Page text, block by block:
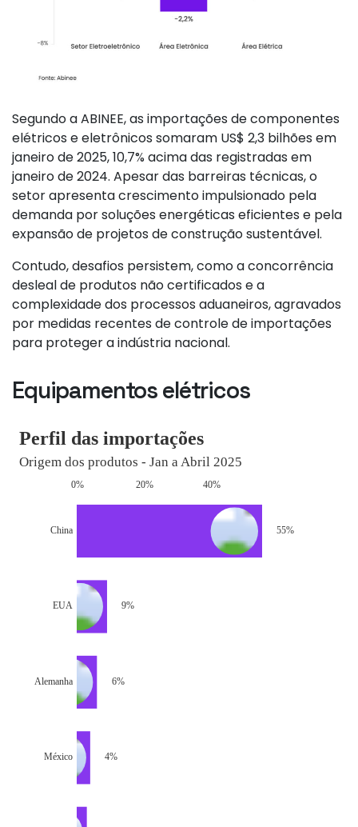
Segundo a ABINEE, as importações de componentes
elétricos e eletrônicos somaram US$ 2,3 bilhões em
janeiro de 2025, 10,7% acima das registradas em
janeiro de 2024. Apesar das barreiras técnicas, o
setor apresenta crescimento impulsionado pela
demanda por soluções energéticas eficientes e pela
expansão de projetos de construção sustentável.
Contudo, desafios persistem, como a concorrência
desleal de produtos não certificados e a
complexidade dos processos aduaneiros, agravados
por medidas recentes de controle de importações
para proteger a indústria nacional.
Equipamentos elétricos